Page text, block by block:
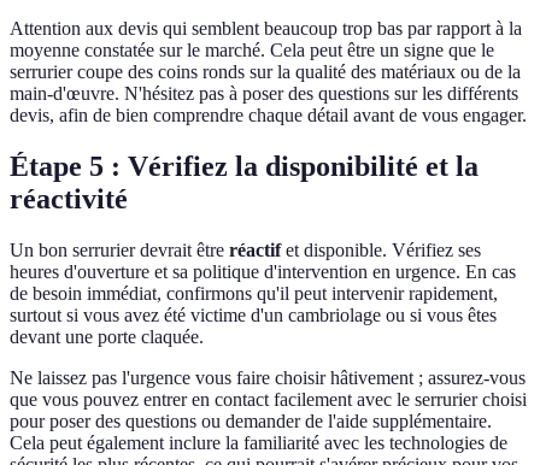
Attention aux devis qui semblent beaucoup trop bas par rapport à la
moyenne constatée sur le marché. Cela peut être un signe que le
serrurier coupe des coins ronds sur la qualité des matériaux ou de la
main-d'œuvre. N'hésitez pas à poser des questions sur les différents
devis, afin de bien comprendre chaque détail avant de vous engager.
Étape 5 : Vérifiez la disponibilité et la
réactivité
Un bon serrurier devrait être réactifet disponible. Vérifiez ses
heures d'ouverture et sa politique d'intervention en urgence. En cas
de besoin immédiat, confirmons qu'il peut intervenir rapidement,
surtout si vous avez été victime d'un cambriolage ou si vous êtes
devant une porte claquée.
Ne laissez pas l'urgence vous faire choisir hâtivement ; assurez-vous
que vous pouvez entrer en contact facilement avec le serrurier choisi
pour poser des questions ou demander de l'aide supplémentaire.
Cela peut également inclure la familiarité avec les technologies de